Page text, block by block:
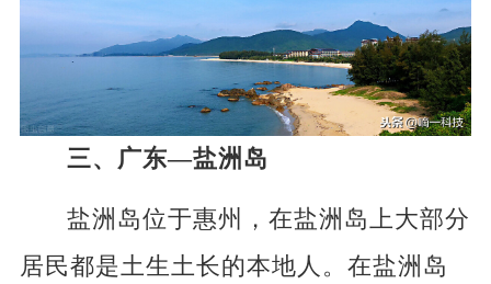
三、广东—盐洲岛
盐洲岛位于惠州，在盐洲岛上大部分
居民都是土生土长的本地人。在盐洲岛